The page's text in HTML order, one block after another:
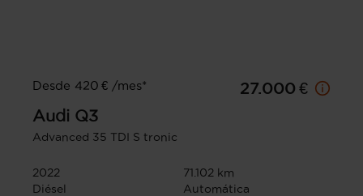
Desde 420 € /mes*
27.000 €
Audi Q3
Advanced 35 TDI S tronic
2022
71.102 km
Diésel
Automática